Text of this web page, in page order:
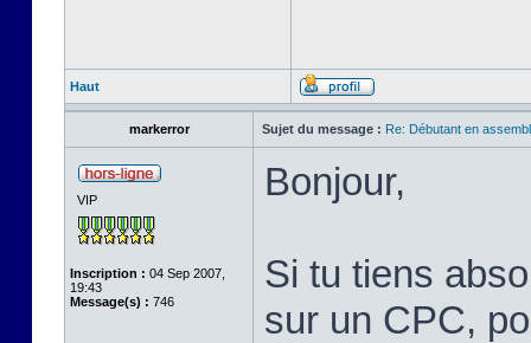
Haut
markerror Sujet du message : Re: Débutant en
VIP
Inscription : 04 Sep 2007,
19:43
Message(s) : 746
Bonjour,
Si tu tiens
sur un CPC,